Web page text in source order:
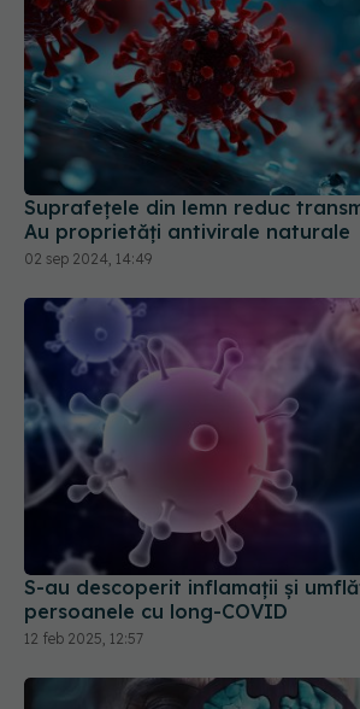
Suprafețele din lemn reduc
Au proprietăți antivirale naturale
02 sep 2024, 14:49
S-au descoperit inflamaţii și
persoanele cu long-COVID
12 feb 2025, 12:57